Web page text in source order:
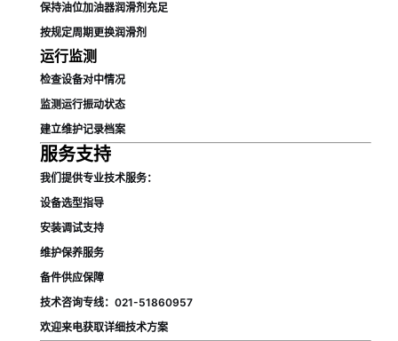
保持油位加油器润滑剂充足
按规定周期更换润滑剂
运行监测
检查设备对中情况
监测运行振动状态
建立维护记录档案
服务支持
我们提供专业技术服务：
设备选型指导
安装调试支持
维护保养服务
备件供应保障
技术咨询专线：021-51860957
欢迎来电获取详细技术方案